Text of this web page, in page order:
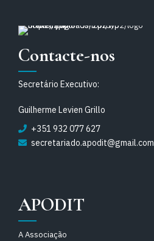
Contacte-nos
Secretário Executivo:
Guilherme Levien Grillo
+351 932 077 627
secretariado.apodit@gmail.com
APODIT
A Associação